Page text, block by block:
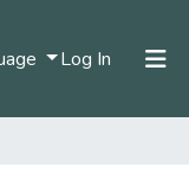
Log In (current)